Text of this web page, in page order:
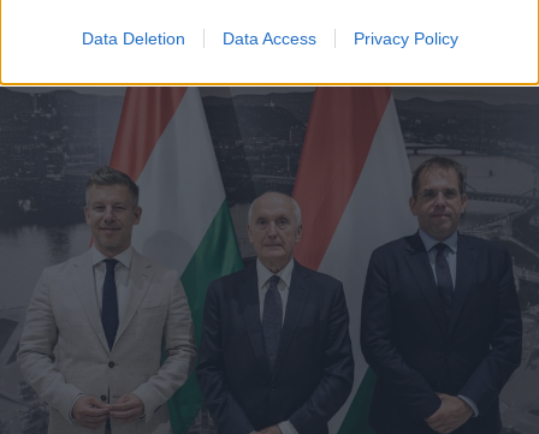
Data Deletion Data Access Privacy Policy